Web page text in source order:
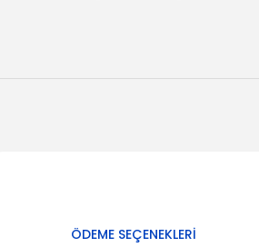
ÖDEME SEÇENEKLERİ